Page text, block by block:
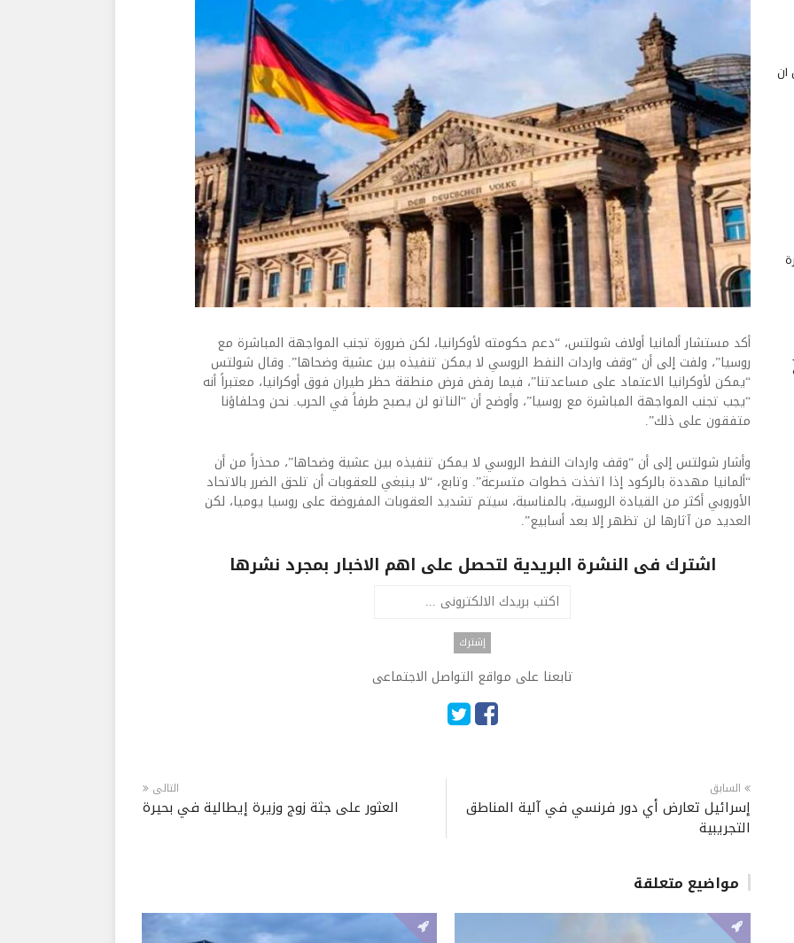
أكد مستشار ألمانيا أولاف شولتس، “دعم حكومته لأوكرانيا، لكن ضرورة تجنب المواجهة المباشرة مع
روسيا”، ولفت إلى أن “وقف واردات النفط الروسي لا يمكن تنفيذه بين عشية وضحاها”. وقال شولتس
“يمكن لأوكرانيا الاعتماد على مساعدتنا”، فيما رفض فرض منطقة حظر طيران فوق أوكرانيا، معتبراً أنه
“يجب تجنب المواجهة المباشرة مع روسيا”، وأوضح أن “الناتو لن يصبح طرفاً في الحرب. نحن وحلفاؤنا
متفقون على ذلك”.
وأشار شولتس إلى أن “وقف واردات النفط الروسي لا يمكن تنفيذه بين عشية وضحاها”، محذراً من أن
“ألمانيا مهددة بالركود إذا اتخذت خطوات متسرعة”. وتابع، “لا ينبغي للعقوبات أن تلحق الضرر بالاتحاد
الأوروبي أكثر من القيادة الروسية، بالمناسبة، سيتم تشديد العقوبات المفروضة على روسيا يوميا، لكن
العديد من آثارها لن تظهر إلا بعد أسابيع”.​
اشترك فى النشرة البريدية لتحصل على اهم الاخبار بمجرد نشرها
تابعنا على مواقع التواصل الاجتماعى
السابق
إسرائيل تعارض أي دور فرنسي في آلية المناطق
التجريبية
التالى
العثور على جثة زوج وزيرة إيطالية في بحيرة
مواضيع متعلقة
أن